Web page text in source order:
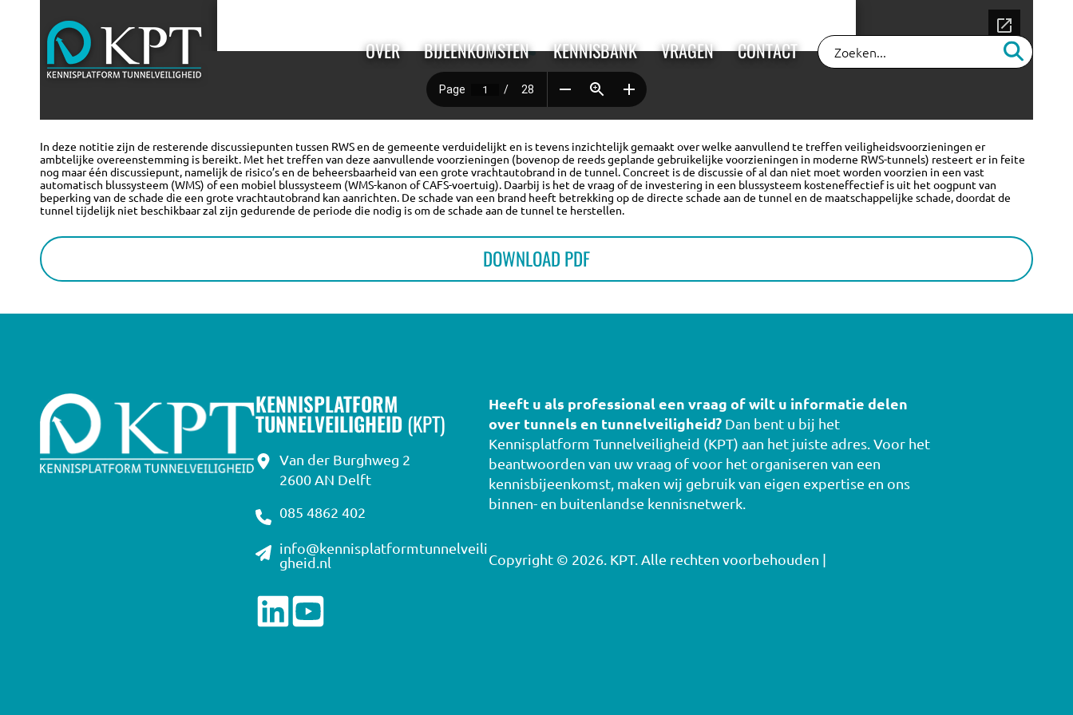
OVER BIJEENKOMSTEN KENNISBANK VRAGEN CONTACT
OVER
KENNISBANK
VRAGEN
In deze notitie zijn de resterende discussiepunten tussen RWS en de gemeente verduidelijkt en is tevens inzichtelijk gemaakt over welke aanvullend te treffen veiligheidsvoorzieningen er
ambtelijke overeenstemming is bereikt. Met het treffen van deze aanvullende voorzieningen (bovenop de reeds geplande gebruikelijke voorzieningen in moderne RWS-tunnels) resteert er in feite
nog maar één discussiepunt, namelijk de risico’s en de beheersbaarheid van een grote vrachtautobrand in de tunnel. Concreet is de discussie of al dan niet moet worden voorzien in een vast
automatisch blussysteem (WMS) of een mobiel blussysteem (WMS-kanon of CAFS-voertuig). Daarbij is het de vraag of de investering in een blussysteem kosteneffectief is uit het oogpunt van
beperking van de schade die een grote vrachtautobrand kan aanrichten. De schade van een brand heeft betrekking op de directe schade aan de tunnel en de maatschappelijke schade, doordat de
tunnel tijdelijk niet beschikbaar zal zijn gedurende de periode die nodig is om de schade aan de tunnel te herstellen.
DOWNLOAD PDF
KENNISPLATFORM
TUNNELVEILIGHEID(KPT)
Van der Burghweg 2
2600 AN Delft
085 4862 402
info@kennisplatformtunnelveili
gheid.nl
Heeft u als professional een vraag of wilt u informatie delen
over tunnels en tunnelveiligheid? Dan bent u bij het
Kennisplatform Tunnelveiligheid (KPT) aan het juiste adres. Voor het
beantwoorden van uw vraag of voor het organiseren van een
kennisbijeenkomst, maken wij gebruik van eigen expertise en ons
binnen- en buitenlandse kennisnetwerk.
Copyright © 2026. KPT. Alle rechten voorbehouden |